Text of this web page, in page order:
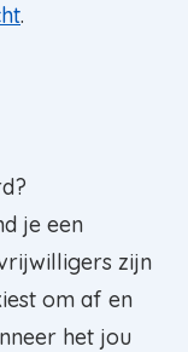
.
je een
zijn
om af en
het jou